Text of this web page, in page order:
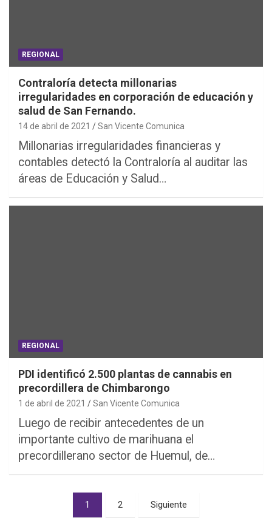
REGIONAL
Contraloría detecta millonarias
irregularidades en corporación de educación y
salud de San Fernando.
14 de abril de 2021 San Vicente Comunica
Millonarias irregularidades financieras y
contables detectó la Contraloría al auditar las
áreas de Educación y Salud…
REGIONAL
PDI identificó 2.500 plantas de cannabis en
precordillera de Chimbarongo
1 de abril de 2021 San Vicente Comunica
Luego de recibir antecedentes de un
importante cultivo de marihuana el
precordillerano sector de Huemul, de…
1 2 Siguiente